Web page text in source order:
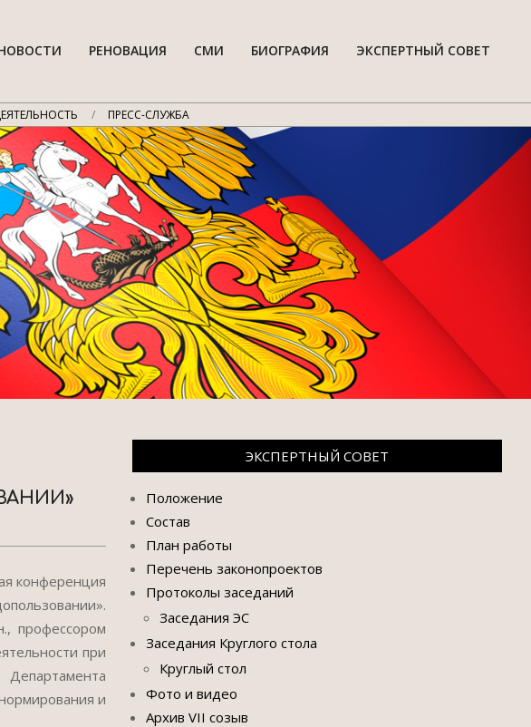
РЕНОВАЦИЯ СМИ БИОГРАФИЯ ЭКСПЕРТНЫЙ СОВЕТ
ПРЕСС-СЛУЖБА
конференция
профессором
при
и
ЭКСПЕРТНЫЙ СОВЕТ
Положение
Состав
План работы
Перечень законопроектов
Протоколы заседаний
Заседания ЭС
Заседания Круглого стола
Круглый стол
Фото и видео
Архив VII созыв